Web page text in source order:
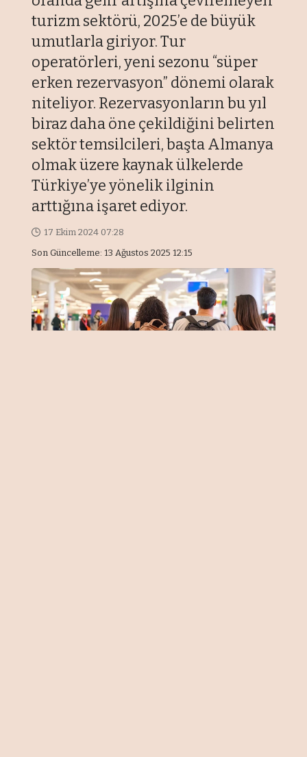
turizm sektörü, 2025’e de büyük
umutlarla giriyor. Tur
operatörleri, yeni sezonu “süper
erken rezervasyon” dönemi olarak
niteliyor. Rezervasyonların bu yıl
biraz daha öne çekildiğini belirten
sektör temsilcileri, başta Almanya
olmak üzere kaynak ülkelerde
Türkiye’ye yönelik ilginin
arttığına işaret ediyor.
Son Güncelleme: 13 Ağustos 2025 12:15
17 Ekim 2024 07:28